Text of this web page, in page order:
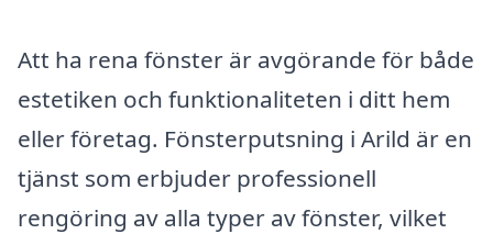
Att ha rena fönster är avgörande för både
estetiken och funktionaliteten i ditt hem
eller företag. Fönsterputsning i Arild är en
tjänst som erbjuder professionell
rengöring av alla typer av fönster, vilket